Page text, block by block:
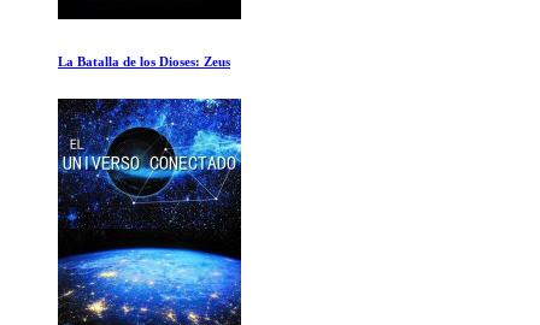
Conquistadores: La Caida de los Aztecas